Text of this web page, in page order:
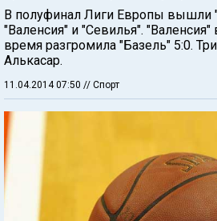
В полуфинал Лиги Европы вышли
"Валенсия" и "Севилья".
время разгромила "Базель" 5:0.
Алькасар.
11.04.2014 07:50 // Спорт